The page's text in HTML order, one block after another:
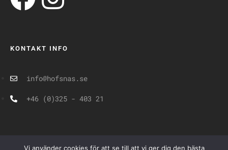
KONTAKT INFO
info@hofsnas.se
+46 (0)325 - 403 21
Vi använder cookies för att se till att vi ger dig den bästa